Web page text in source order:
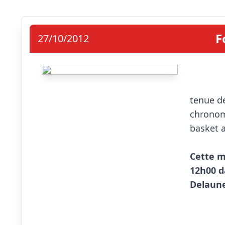
27/10/2012
tenue
basket
Cette
12h00